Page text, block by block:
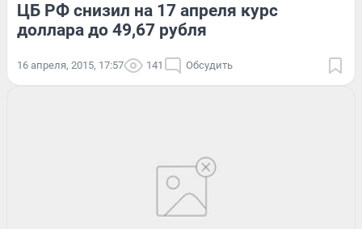
ЦБ РФ снизил на 17 апреля курс
доллара до 49,67 рубля
16 апреля, 2015, 17:57 141 Обсудить